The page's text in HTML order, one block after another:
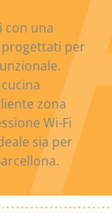
con una
progettati per
zona
Wi-Fi
sia per